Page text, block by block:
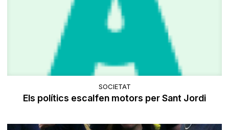
SOCIETAT
Els polítics escalfen motors per Sant Jordi